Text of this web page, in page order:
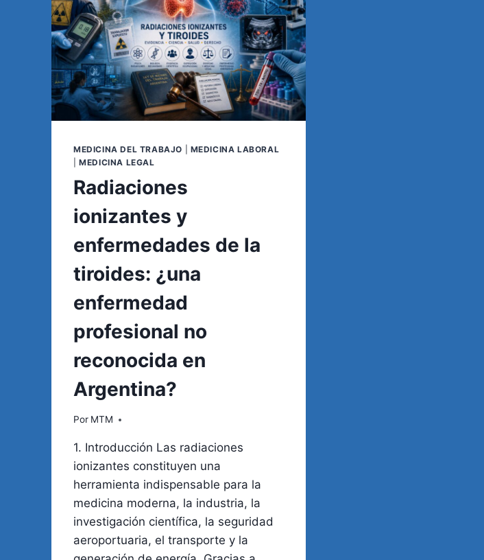
MEDICINA DEL TRABAJO
MEDICINA LABORAL
|MEDICINA LEGAL
Radiaciones
ionizantes y
enfermedades de la
tiroides: ¿una
enfermedad
profesional no
reconocida en
Argentina?
Por MTM
1. Introducción Las radiaciones
ionizantes constituyen una
herramienta indispensable para la
medicina moderna, la industria, la
investigación científica, la seguridad
aeroportuaria, el transporte y la